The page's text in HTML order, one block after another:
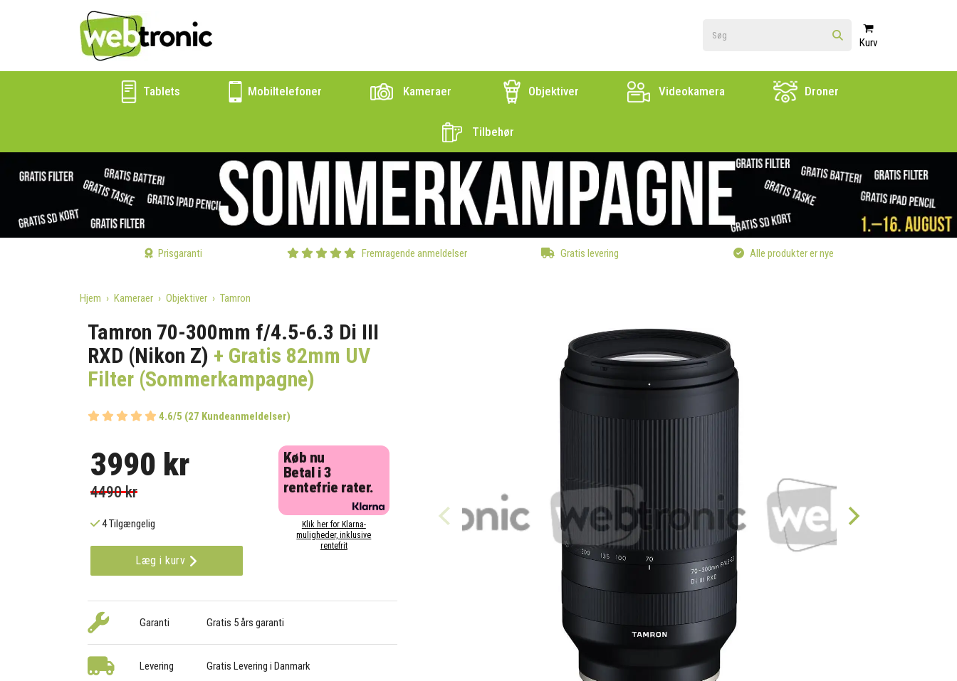
Kurv
Tablets Mobiltelefoner Kameraer Objektiver Videokamera Droner
Tilbehør
Prisgaranti Fremragende anmeldelser Gratis levering Alle produkter er nye
Hjem Kameraer Objektiver Tamron
Tamron 70-300mm f/4.5-6.3 Di III
RXD (Nikon Z) + Gratis 82mm UV
Filter (Sommerkampagne)
4.6/5 (27 Kundeanmeldelser)
3990 kr
4490 kr
4 Tilgængelig
Læg i kurv
Køb nu
Betal i 3
rentefrie rater.
Klik her for Klarna-
muligheder, inklusive
rentefrit
Garanti Gratis 5 års garanti
Levering Gratis Levering i Danmark